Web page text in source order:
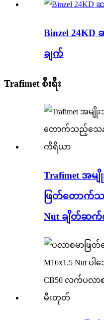
Binzel
ချက်
Trafimet စီးရီး
Trafimet အမျို
ဖြတ်တောက်သ
Nut ချိတ်ဆ